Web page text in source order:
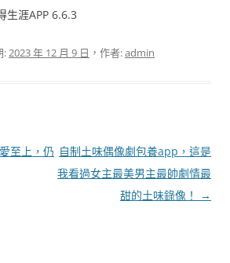
生涯APP 6.6.3
:2023 年 12 月 9 日 ，作者:admin
至上，仍 自制土味偶像劇包養app，這是
我看過女主最美男主最帥劇情最
甜的土味錄像！
→